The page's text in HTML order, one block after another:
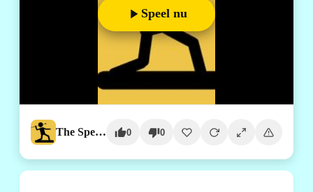
Speel nu
The Spear Stickman 0 0